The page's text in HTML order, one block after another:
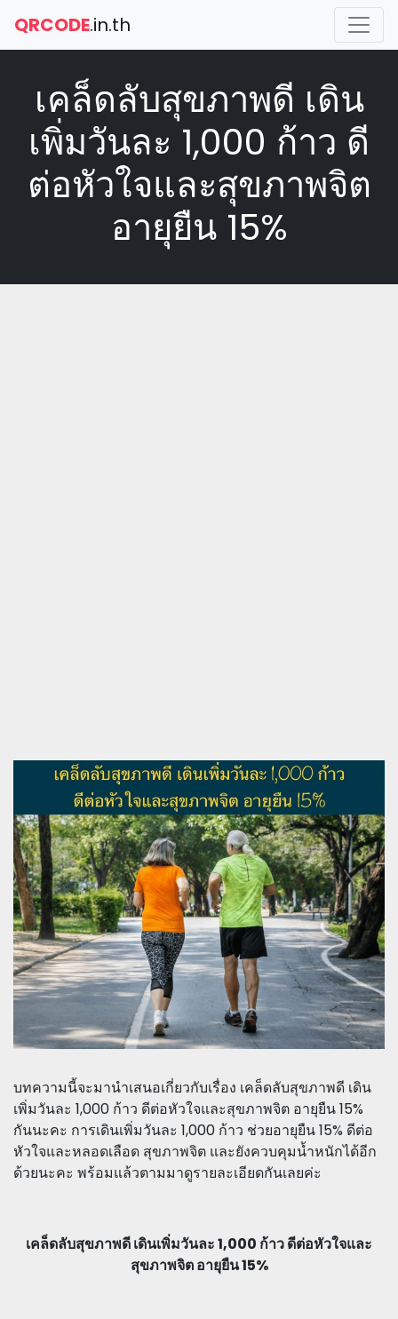
QRCODE.in.th
เคล็ดลับสุขภาพดี เดิน
เพิ่มวันละ 1,000 ก้าว ดี
ต่อหัวใจและสุขภาพจิต
อายุยืน 15%
บทความนี้จะมานำเสนอเกี่ยวกับเรื่อง เคล็ดลับสุขภาพดี เดิน
เพิ่มวันละ 1,000 ก้าว ดีต่อหัวใจและสุขภาพจิต อายุยืน 15%
กันนะคะ การเดินเพิ่มวันละ 1,000 ก้าว ช่วยอายุยืน 15% ดีต่อ
หัวใจและหลอดเลือด สุขภาพจิต และยังควบคุมน้ำหนักได้อีก
ด้วยนะคะ พร้อมแล้วตามมาดูรายละเอียดกันเลยค่ะ
เคล็ดลับสุขภาพดี เดินเพิ่มวันละ 1,000 ก้าว ดีต่อหัวใจและ
สุขภาพจิต อายุยืน 15%